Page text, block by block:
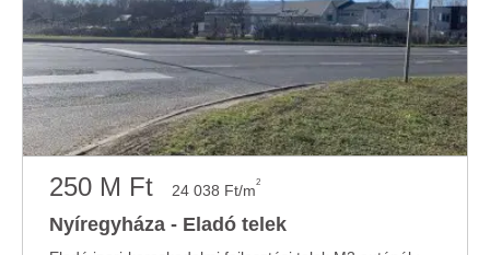
250 M Ft 24 038 Ft/m2
Nyíregyháza - Eladó telek